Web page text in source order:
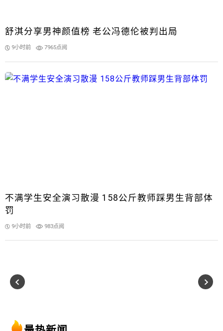
舒淇分享男神颜值榜 老公冯德伦被判出局
9小时前 7965点阅
不满学生安全演习散漫 158公斤教师踩男生背部体
罚
9小时前 983点阅